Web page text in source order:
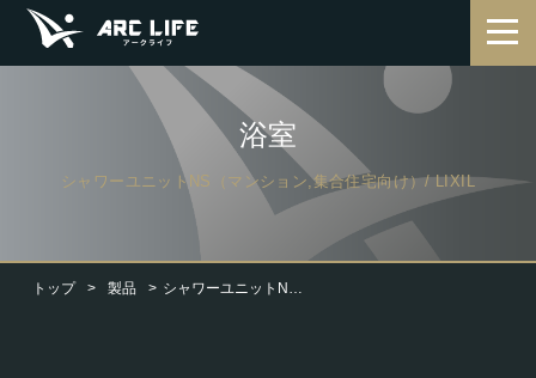
トップ 製品 シャワーユニットNS（マンション,集合住宅向け）
浴室
シャワーユニットNS（マンション,集合住宅向け）/ LIXIL